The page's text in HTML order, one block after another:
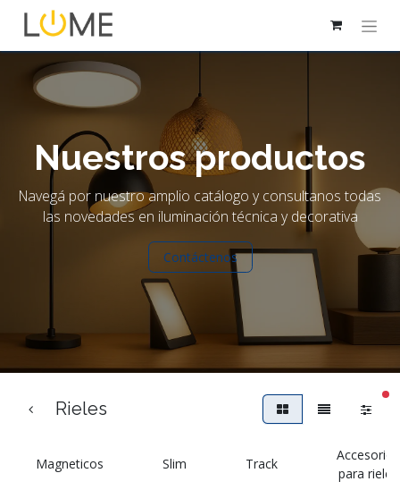
Nuestros productos
Navegá por nuestro amplio catálogo y consultanos todas
las novedades en iluminación técnica y decorativa
Contáctenos
Rieles
Magneticos Slim Track
Accesorios
para rieles